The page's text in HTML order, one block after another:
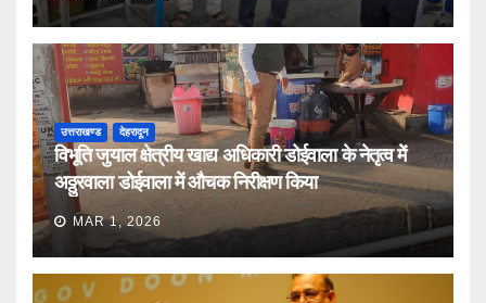
उत्तराखण्ड देहरादून
विभूति जुयाल क्षेत्रीय खाद्य अधिकारी डोईवाला के नेतृत्व में
अठ्ठुरवाला डोईवाला में औचक निरीक्षण किया
MAR 1, 2026